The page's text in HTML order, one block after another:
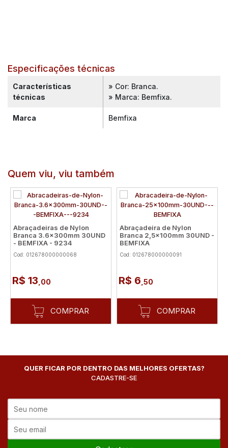
Especificações técnicas
Características
técnicas
» Cor: Branca.
» Marca: Bemfixa.
Marca Bemfixa
Quem viu, viu também
Abraçadeiras de Nylon
Branca 3.6x300mm 30UND
- BEMFIXA - 9234
Cod: 012678000000068
R$ 13 ,00
COMPRAR
Abraçadeira de Nylon
Branca 2,5x100mm 30UND -
BEMFIXA
Cod: 012678000000091
R$ 6 ,50
COMPRAR
QUER FICAR POR DENTRO DAS MELHORES OFERTAS?
CADASTRE-SE